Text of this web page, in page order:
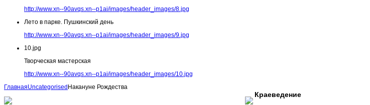
http://www.xn--90avqs.xn--p1ai/images/header_images/8.jpg
Лето в парке. Пушкинский день
http://www.xn--90avqs.xn--p1ai/images/header_images/9.jpg
10.jpg
Творческая мастерская
http://www.xn--90avqs.xn--p1ai/images/header_images/10.jpg
ГлавнаяUncategorised Накануне Рождества
Краеведение